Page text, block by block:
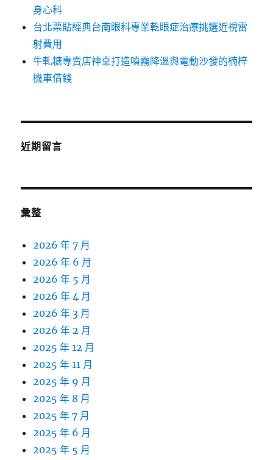
身心科
台北票貼經典台南眼科專業乾眼症治療挑選近視雷
射費用
牛軋糖專賣店神桌打造噴霧降溫與電動沙發的楠梓
機車借錢
近期留言
彙整
2026 年 7 月
2026 年 6 月
2026 年 5 月
2026 年 4 月
2026 年 3 月
2026 年 2 月
2025 年 12 月
2025 年 11 月
2025 年 9 月
2025 年 8 月
2025 年 7 月
2025 年 6 月
2025 年 5 月